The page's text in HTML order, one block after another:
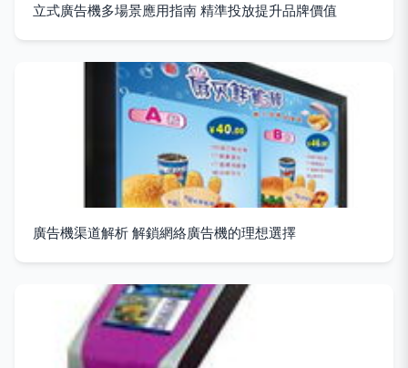
立式廣告機多場景應用指南 精準投放提升品牌價值
廣告機渠道解析 解鎖網絡廣告機的理想選擇